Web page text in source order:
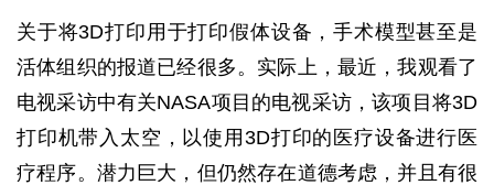
关于将3D打印用于打印假体设备，手术模型甚至是
活体组织的报道已经很多。实际上，最近，我观看了
电视采访中有关NASA项目的电视采访，该项目将3D
打印机带入太空，以使用3D打印的医疗设备进行医
疗程序。潜力巨大，但仍然存在道德考虑，并且有很